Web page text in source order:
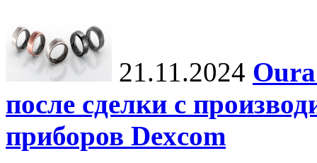
21.11.2024
после сделки с
приборов Dexcom